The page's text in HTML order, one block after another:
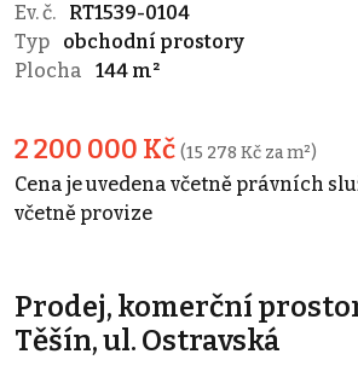
Ev. č.
RT1539-0104
Typ
obchodní prostory
Plocha
144 m²
2 200 000 Kč (15 278 Kč za m²)
Cena je uvedena včetně právních
včetně provize
Prodej, komerční
Těšín, ul. Ostravská